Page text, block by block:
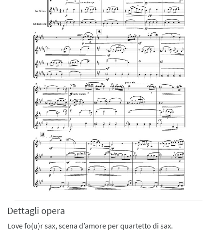
Dettagli opera
Love fo(u)r sax, scena d’amore per quartetto di sax.